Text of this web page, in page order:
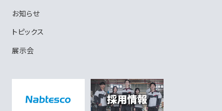
お知らせ
トピックス
展示会